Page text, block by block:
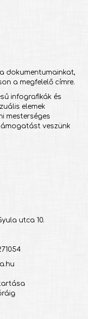
dokumentumainkat,
a megfelelő címre.
infografikák és
elemek
mesterséges
veszünk
utca 10.